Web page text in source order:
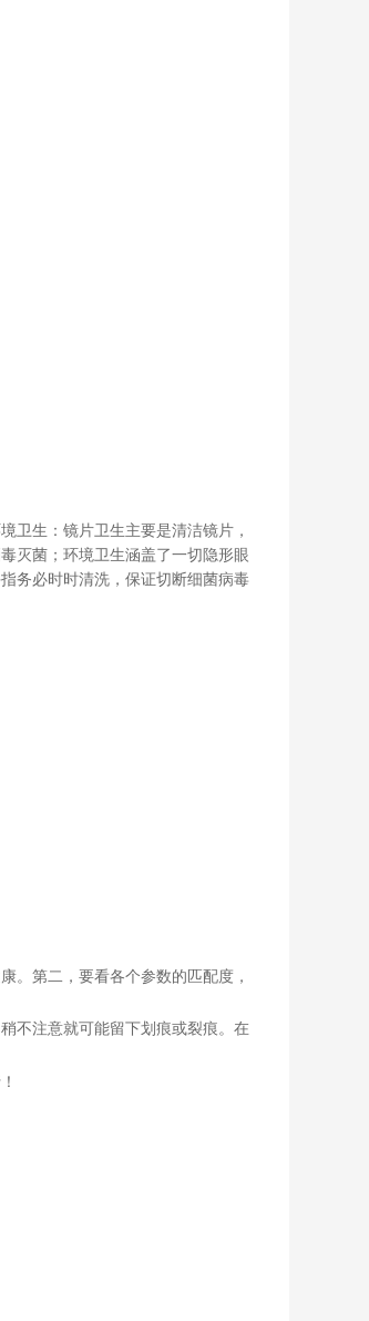
卫生：镜片卫生主要是清洁镜片，
灭菌；环境卫生涵盖了一切隐形眼
务必时时清洗，保证切断细菌病毒
。第二，要看各个参数的匹配度，
稍不注意就可能留下划痕或裂痕。在